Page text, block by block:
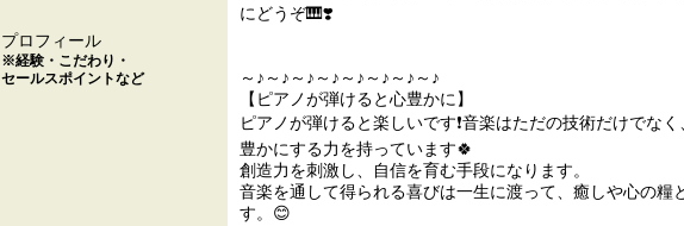
プロフィール
※経験・こだわり・
セールスポイントなど
にどうぞ🎹❣️
～♪～♪～♪～♪～♪～♪～♪～♪
【ピアノが弾けると心豊かに】
ピアノが弾けると楽しいです❗音楽はただの技術だけでな
豊かにする力を持っています🍀
創造力を刺激し、自信を育む手段になります。
音楽を通して得られる喜びは一生に渡って、癒しや心の糧
す。😊